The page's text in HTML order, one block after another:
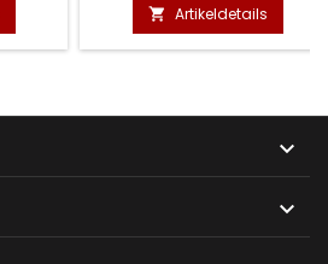
 Artikeldetails

